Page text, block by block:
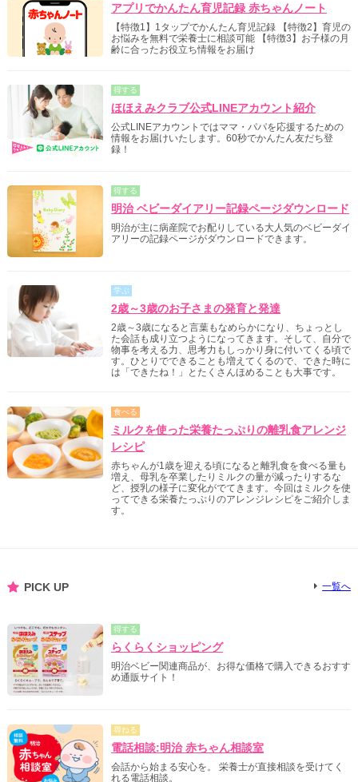
アプリでかんたん育児記録 赤ちゃんノート
【特徴1】1タップでかんたん育児記録 【特徴2】育児の
お悩みを無料で栄養士に相談可能 【特徴3】お子様の月
齢に合ったお役立ち情報をお届け
得する
ほほえみクラブ公式LINEアカウント紹介
公式LINEアカウントではママ・パパを応援するための
情報をお届けいたします。60秒でかんたん友だち登
録！
得する
明治 ベビーダイアリー記録ページダウンロード
明治が主に病産院でお配りしている大人気のベビーダイ
アリーの記録ページがダウンロードできます。
学ぶ
2歳～3歳のお子さまの発育と発達
2歳～3歳になると言葉もなめらかになり、ちょっとし
た会話も成り立つようになってきます。そして、自分で
物事を考える力、思考力もしっかり身に付いてくる頃で
す。ひとりでできることも増えてくるので、できた時に
は「できたね！」とたくさんほめることも大事です。
食べる
ミルクを使った栄養たっぷりの離乳食アレンジ
レシピ
赤ちゃんが1歳を迎える頃になると離乳食を食べる量も
増え、母乳を卒業したりミルクの量が減ったりするな
ど、授乳の様子に変化がでてきます。今回はミルクを使
ってできる栄養たっぷりのアレンジレシピをご紹介しま
す。
PICK UP 一覧へ
得する
らくらくショッピング
明治ベビー関連商品が、お得な価格で購入できるおすす
め通販サイト！
尋ねる
電話相談:明治 赤ちゃん相談室
会話から始まる安心を。 栄養士が直接相談を受けてく
れる電話相談。